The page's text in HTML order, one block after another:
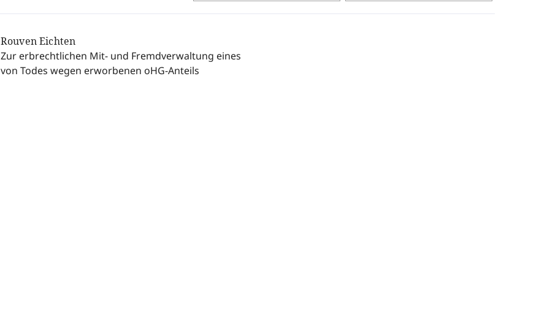
Rouven Eichten
Zur erbrechtlichen Mit- und Fremdverwaltung eines
von Todes wegen erworbenen oHG-Anteils